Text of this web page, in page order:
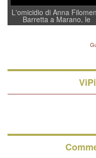
L'omicidio di Anna
Barretta a Marano, le
indagini dei carabinieri di
Lavarra: più avvincenti di
quelle di... Barbara